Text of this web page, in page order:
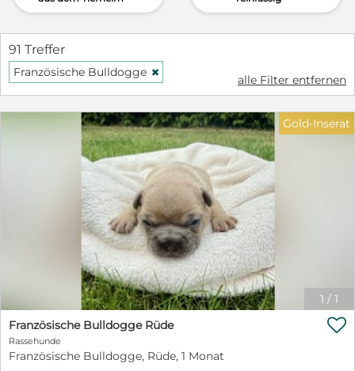
91 Treffer
Französische Bulldogge H
alle Filter entfernen
1 / 1
Gold-Inserat
Französische Bulldogge Rüde
Rassehunde
Französische Bulldogge, Rüde, 1 Monat
